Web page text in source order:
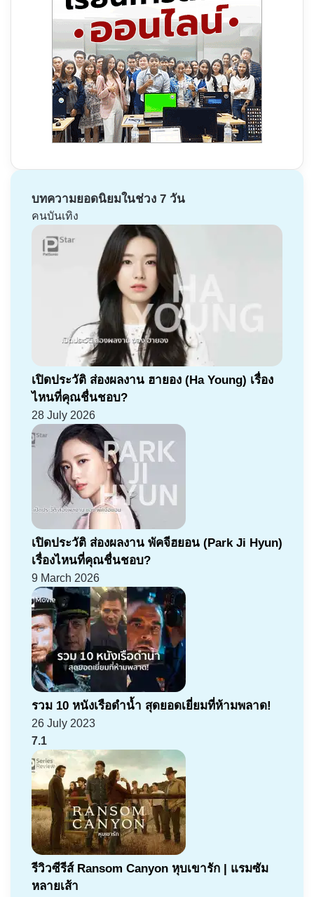
บทความยอดนิยมในช่วง 7 วัน
คนบันเทิง
เปิดประวัติ ส่องผลงาน ฮายอง (Ha Young) เรื่อง
ไหนที่คุณชื่นชอบ?
28 July 2026
เปิดประวัติ ส่องผลงาน พัคจีฮยอน (Park Ji Hyun)
เรื่องไหนที่คุณชื่นชอบ?
9 March 2026
รวม 10 หนังเรือดำน้ำ สุดยอดเยี่ยมที่ห้ามพลาด!
26 July 2023
7.1
รีวิวซีรีส์ Ransom Canyon หุบเขารัก | แรมซัม
หลายเส้า